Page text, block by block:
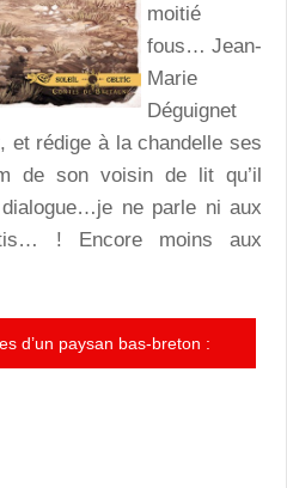
moitié
fous… Jean-
Marie
Déguignet
et rédige à la chandelle ses
de son voisin de lit qu’il
ne parle ni aux
! Encore moins aux
d’un paysan bas-breton :